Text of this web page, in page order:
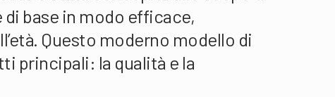
base in modo efficace,
Questo moderno modello di
principali: la qualità e la